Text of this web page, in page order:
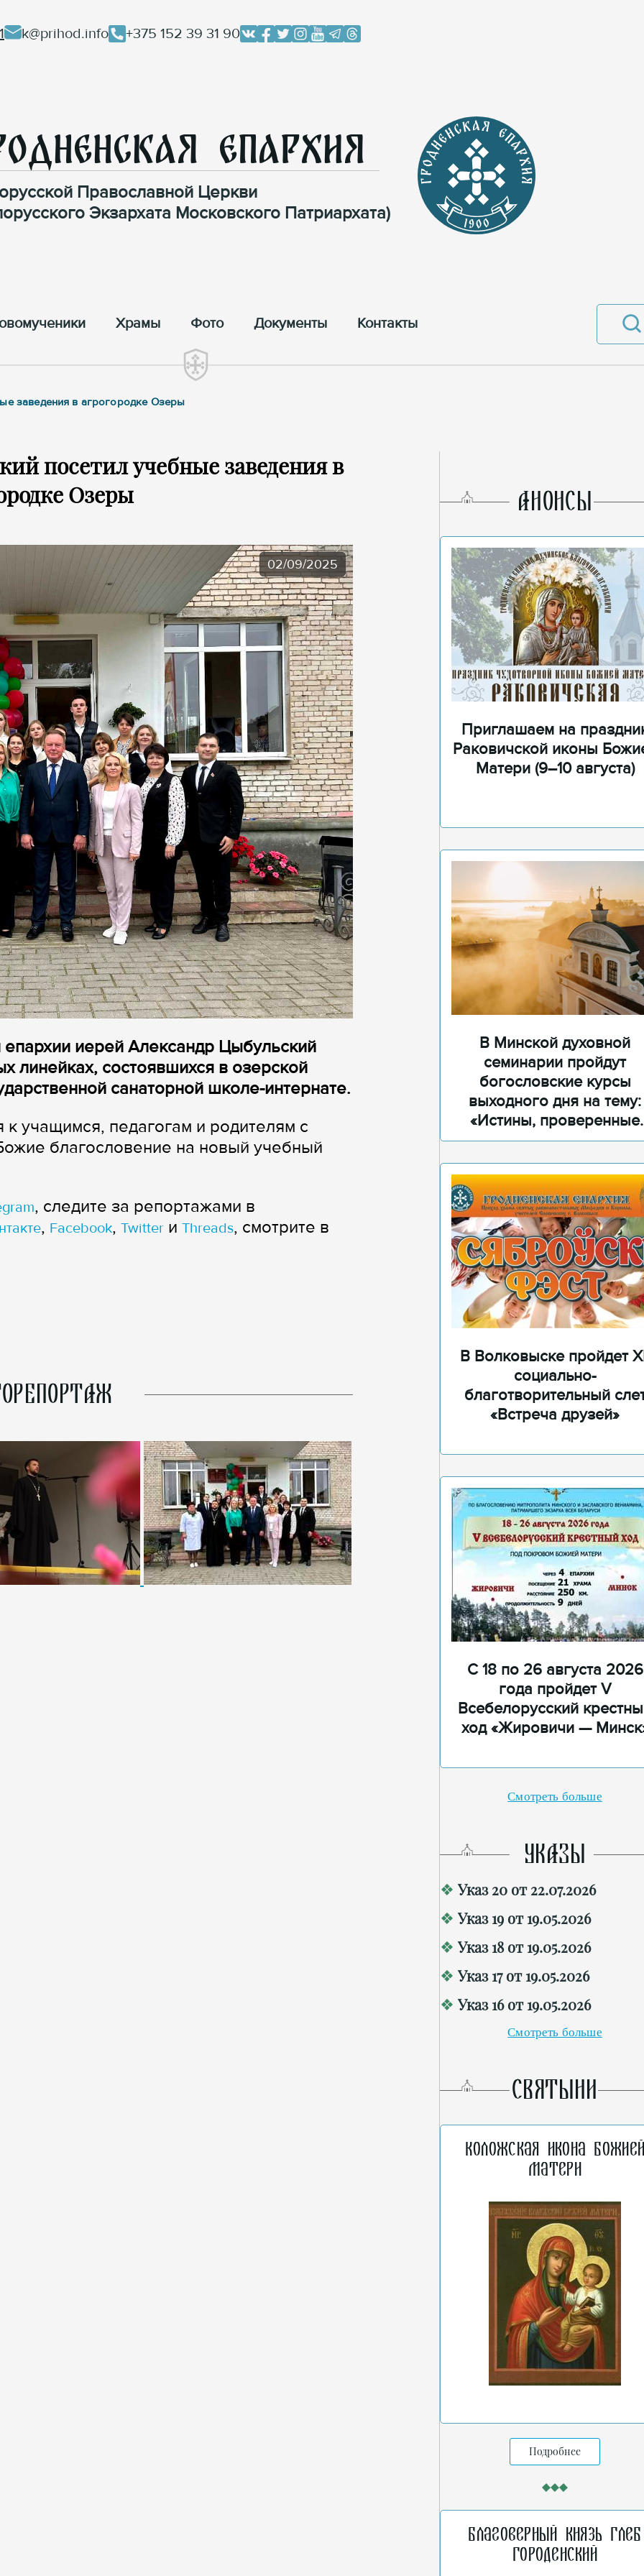
k@prihod.info +375 152 39 31 90
Епархия
Православной Церкви
Экзархата Московского Патриархата)
Храмы Фото Документы Контакты
заведения в агрогородке Озеры
посетил учебные заведения в
Озеры
02/09/2025
епархии иерей Александр Цыбульский
линейках, состоявшихся в озерской
санаторной школе-интернате.
учащимся, педагогам и родителям с
благословение на новый учебный
, следите за репортажами в
, Facebook, Twitter и Threads, смотрите в
AНОНСЫ
Приглашаем на
Раковичской иконы
Матери (9–10 августа)
В Минской духовной
семинарии пройдут
богословские курсы
выходного дня на тему:
«Истины, проверенные
временем»
В Волковыске пройдет
социально-
благотворительный
«Встреча друзей»
С 18 по 26 августа 2026
года пройдет V
Всебелорусский
ход «Жировичи —
Смотреть больше
УКАЗЫ
Указ 20 от 22.07.2026
Указ 19 от 19.05.2026
Указ 18 от 19.05.2026
Указ 17 от 19.05.2026
Указ 16 от 19.05.2026
Смотреть больше
СВЯТЫНИ
Коложская икона
Матери
Подробнее
Благоверный князь Глеб
Городенский